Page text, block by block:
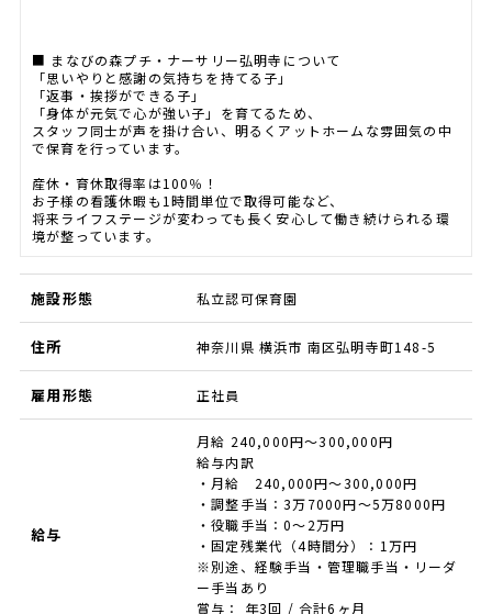
■ まなびの森プチ・ナーサリー弘明寺について
「思いやりと感謝の気持ちを持てる子」
「返事・挨拶ができる子」
「身体が元気で心が強い子」を育てるため、
スタッフ同士が声を掛け合い、明るくアットホームな雰囲気の中
で保育を行っています。
産休・育休取得率は100％！
お子様の看護休暇も1時間単位で取得可能など、
将来ライフステージが変わっても長く安心して働き続けられる環
境が整っています。
施設形態 私立認可保育園
住所 神奈川県 横浜市 南区弘明寺町148-5
雇用形態 正社員
給与
月給 240,000円～300,000円
給与内訳
・月給 240,000円～300,000円
・調整手当：3万7000円～5万8000円
・役職手当：0～2万円
・固定残業代（4時間分）：1万円
※別途、経験手当・管理職手当・リーダ
ー手当あり
賞与： 年3回 / 合計6ヶ月